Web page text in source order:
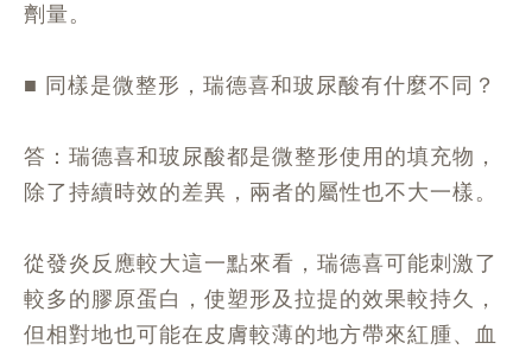
劑量。
■ 同樣是微整形，瑞德喜和玻尿酸有什麼不同？
答：瑞德喜和玻尿酸都是微整形使用的填充物，
除了持續時效的差異，兩者的屬性也不大一樣。
從發炎反應較大這一點來看，瑞德喜可能刺激了
較多的膠原蛋白，使塑形及拉提的效果較持久，
但相對地也可能在皮膚較薄的地方帶來紅腫、血